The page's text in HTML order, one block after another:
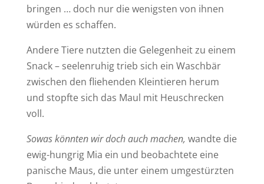
bringen … doch nur die wenigsten von ihnen
würden es schaffen.
Andere Tiere nutzten die Gelegenheit zu einem
Snack – seelenruhig trieb sich ein Waschbär
zwischen den fliehenden Kleintieren herum
und stopfte sich das Maul mit Heuschrecken
voll.
Sowas könnten wir doch auch machen, wandte die
ewig-hungrig Mia ein und beobachtete eine
panische Maus, die unter einem umgestürzten